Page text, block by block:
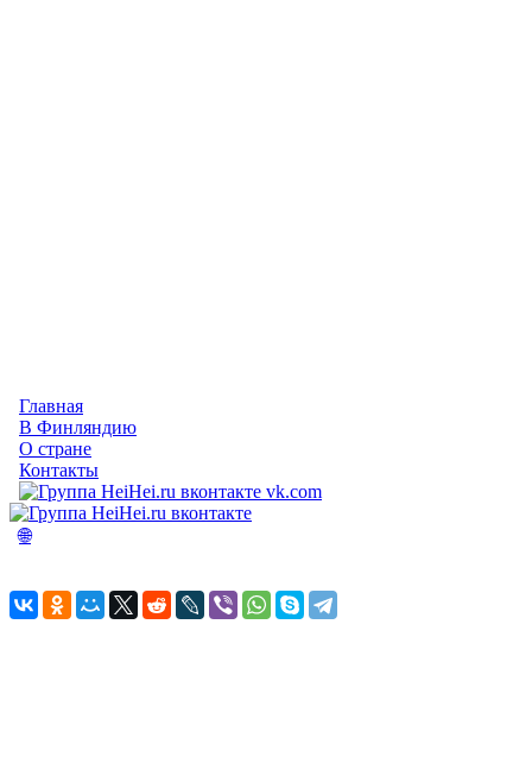
Главная
В Финляндию
О стране
Контакты
vk.com
🌐